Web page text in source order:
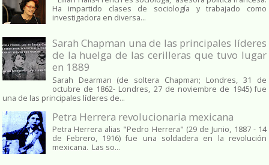
Ha impartido clases de sociología y trabajado como
investigadora en diversa...
Sarah Chapman una de las principales líderes
de la huelga de las cerilleras que tuvo lugar
en 1889
Sarah Dearman (de soltera Chapman; Londres, 31 de
octubre de 1862​- Londres, 27 de noviembre de 1945)​ fue
una de las principales líderes de...
Petra Herrera revolucionaria mexicana
Petra Herrera alias "Pedro Herrera" (29 de Junio, 1887 - 14
de Febrero, 1916) fue una soldadera en la revolución
mexicana. Las so...